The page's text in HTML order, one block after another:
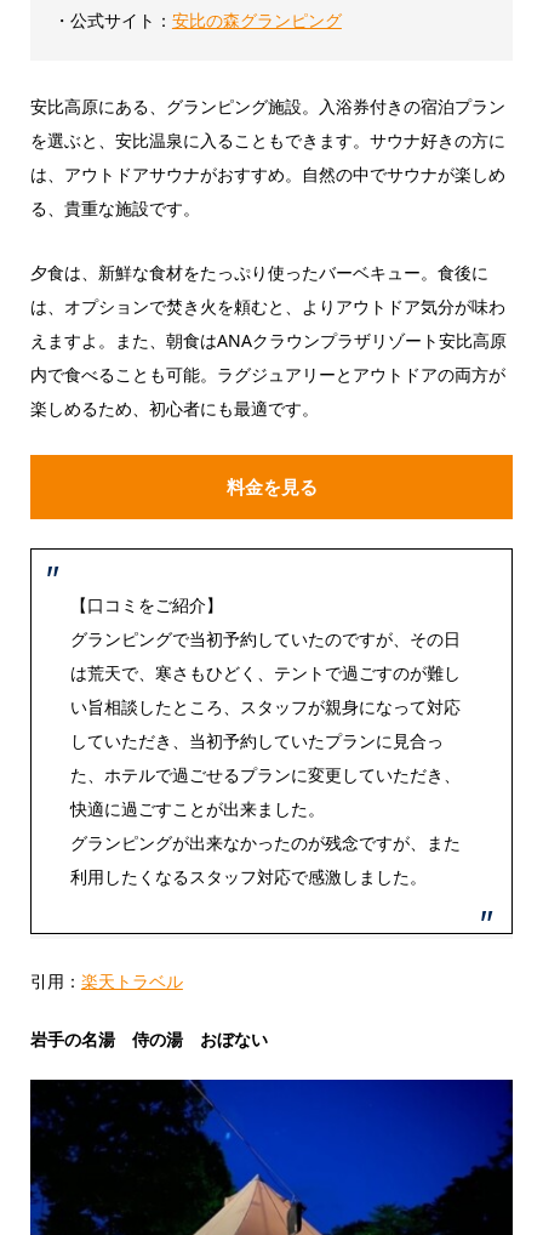
・公式サイト： 安比の森グランピング
安比高原にある、グランピング施設。入浴券付きの宿泊プラン
を選ぶと、安比温泉に入ることもできます。サウナ好きの方に
は、アウトドアサウナがおすすめ。自然の中でサウナが楽しめ
る、貴重な施設です。
夕食は、新鮮な食材をたっぷり使ったバーベキュー。食後に
は、オプションで焚き火を頼むと、よりアウトドア気分が味わ
えますよ。また、朝食はANAクラウンプラザリゾート安比高原
内で食べることも可能。ラグジュアリーとアウトドアの両方が
楽しめるため、初心者にも最適です。
料金を見る
【口コミをご紹介】
グランピングで当初予約していたのですが、その日
は荒天で、寒さもひどく、テントで過ごすのが難し
い旨相談したところ、スタッフが親身になって対応
していただき、当初予約していたプランに見合っ
た、ホテルで過ごせるプランに変更していただき、
快適に過ごすことが出来ました。
グランピングが出来なかったのが残念ですが、また
利用したくなるスタッフ対応で感激しました。
引用： 楽天トラベル
岩手の名湯 侍の湯 おぼない